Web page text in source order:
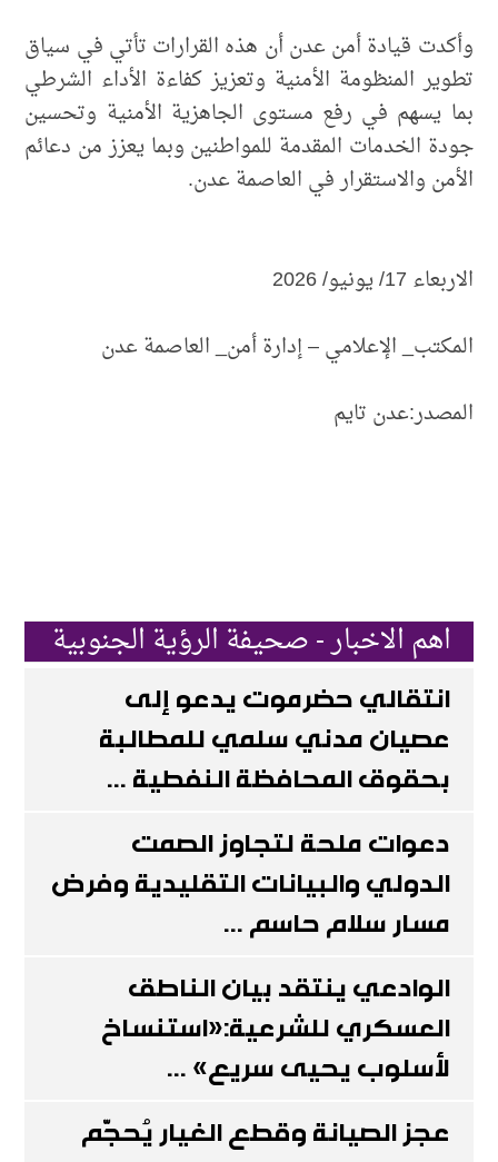
وأكدت قيادة أمن عدن أن هذه القرارات تأتي في سياق
تطوير المنظومة الأمنية وتعزيز كفاءة الأداء الشرطي
بما يسهم في رفع مستوى الجاهزية الأمنية وتحسين
جودة الخدمات المقدمة للمواطنين وبما يعزز من دعائم
الأمن والاستقرار في العاصمة عدن.
الاربعاء 17/ يونيو/ 2026
المكتب_ الإعلامي – إدارة أمن_ العاصمة عدن
المصدر:عدن تايم
اهم الاخبار - صحيفة الرؤية الجنوبية
انتقالي حضرموت يدعو إلى
عصيان مدني سلمي للمطالبة
بحقوق المحافظة النفطية ...
دعوات ملحة لتجاوز الصمت
الدولي والبيانات التقليدية وفرض
مسار سلام حاسم ...
الوادعي ينتقد بيان الناطق
العسكري للشرعية:«استنساخ
لأسلوب يحيى سريع» ...
عجز الصيانة وقطع الغيار يُحجّم